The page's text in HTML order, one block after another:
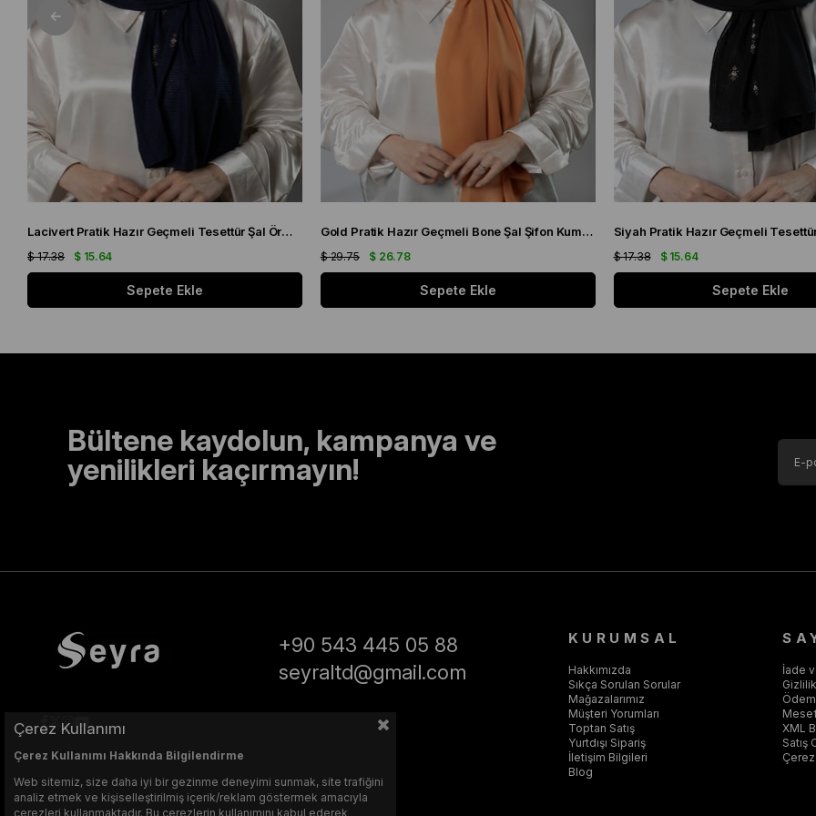
Lacivert Pratik Hazır Geçmeli Tesettür Şal Örme Kumaş Taşlı Çiçek Desenli 2118C_02
$ 15.64
$ 17.38
Sepete Ekle
Gold Pratik Hazır Geçmeli Bone Şal Şifon Kumaş Kendinden Boneli Üç Bantlı 1451_03
$ 26.78
$ 29.75
Sepete Ekle
$ 15.64
$ 17.38
Sepete Ekle
Bültene kaydolun, kampanya ve
yenilikleri kaçırmayın!
+90 543 445 05 88
seyraltd@gmail.com
KURUMSAL
Hakkımızda
Sıkça Sorulan Sorular
Mağazalarımız
Müşteri Yorumları
Toptan Satış
Yurtdışı Sipariş
İletişim Bilgileri
Blog
İade
XML
Satış
Çerez Kullanımı
Çerez Kullanımı Hakkında Bilgilendirme
Web sitemiz, size daha iyi bir gezinme deneyimi sunmak, site trafiğini
analiz etmek ve kişiselleştirilmiş içerik/reklam göstermek amacıyla
çerezleri kullanmaktadır. Bu çerezlerin kullanımını kabul ederek